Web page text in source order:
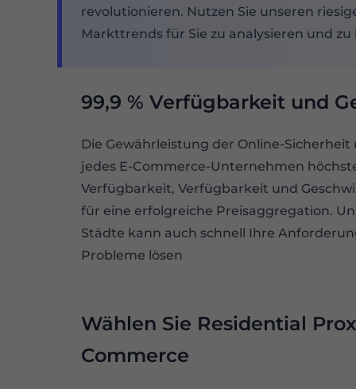
revolutionieren. Nutzen Sie unseren
Markttrends für Sie zu analysieren und
99,9 % Verfügbarkeit und
Die Gewährleistung der Online-
jedes E-Commerce-Unternehmen
Verfügbarkeit, Verfügbarkeit und
für eine erfolgreiche Preisaggregation.
Städte kann auch schnell Ihre
Probleme lösen
Wählen Sie Residential
Commerce